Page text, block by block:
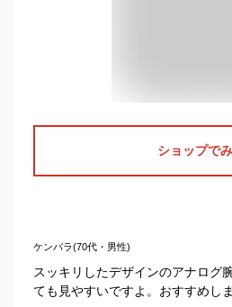
ショップで
ケンバラ(70代・男性)
スッキリしたデザインのアナログ
ても見やすいですよ。おすすめしま